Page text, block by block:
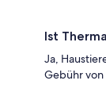
Ist
Ja,
Gebühr von